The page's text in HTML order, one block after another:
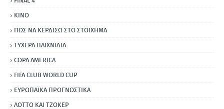
ΚΙΝΟ
ΠΩΣ ΝΑ ΚΕΡΔΙΣΩ ΣΤΟ ΣΤΟΙΧΗΜΑ
ΤΥΧΕΡΑ ΠΑΙΧΝΙΔΙΑ
COPA AMERICA
FIFA CLUB WORLD CUP
ΕΥΡΩΠΑΪΚΑ ΠΡΟΓΝΩΣΤΙΚΑ
ΛΟΤΤΟ ΚΑΙ ΤΖΟΚΕΡ